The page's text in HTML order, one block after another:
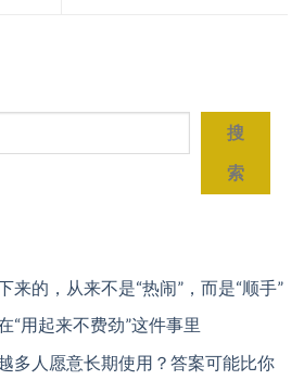
搜
索
来的，从来不是“热闹”，而是“顺手”
“用起来不费劲”这件事里
多人愿意长期使用？答案可能比你